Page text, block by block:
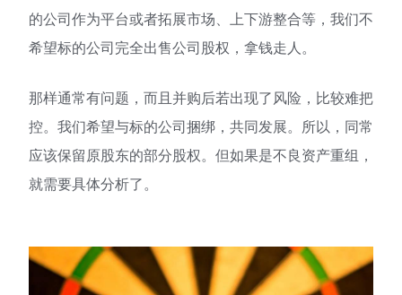
的公司作为平台或者拓展市场、上下游整合等，我们不
希望标的公司完全出售公司股权，拿钱走人。
那样通常有问题，而且并购后若出现了风险，比较难把
控。我们希望与标的公司捆绑，共同发展。所以，同常
应该保留原股东的部分股权。但如果是不良资产重组，
就需要具体分析了。